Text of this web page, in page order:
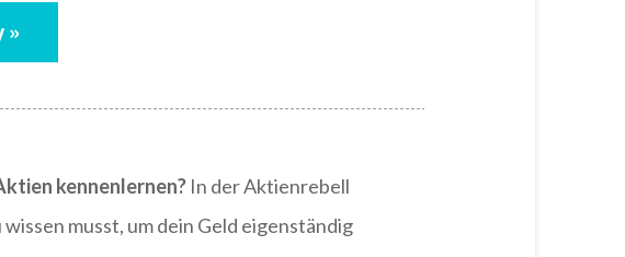
»
kennenlernen? In der Aktienrebell
musst, um dein Geld eigenständig